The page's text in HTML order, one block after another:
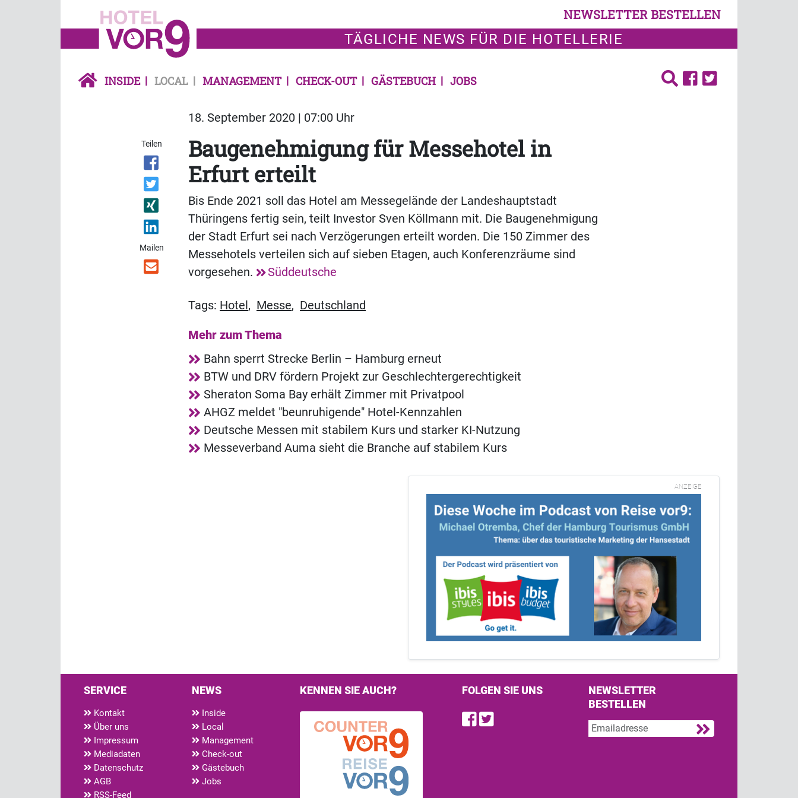
NEWSLETTER BESTELLEN
TÄGLICHE NEWS FÜR DIE HOTELLERIE
INSIDE LOCAL MANAGEMENT CHECK-OUT GÄSTEBUCH JOBS
18. September 2020 | 07:00 Uhr
Teilen
Mailen
Baugenehmigung für Messehotel in
Erfurt erteilt
Bis Ende 2021 soll das Hotel am Messegelände der Landeshauptstadt
Thüringens fertig sein, teilt Investor Sven Köllmann mit. Die Baugenehmigung
der Stadt Erfurt sei nach Verzögerungen erteilt worden. Die 150 Zimmer des
Messehotels verteilen sich auf sieben Etagen, auch Konferenzräume sind
vorgesehen.
Süddeutsche
Tags: Hotel , Messe, Deutschland
Mehr zum Thema
Bahn sperrt Strecke Berlin – Hamburg erneut
BTW und DRV fördern Projekt zur Geschlechtergerechtigkeit
Sheraton Soma Bay erhält Zimmer mit Privatpool
AHGZ meldet "beunruhigende" Hotel-Kennzahlen
Deutsche Messen mit stabilem Kurs und starker KI-Nutzung
Messeverband Auma sieht die Branche auf stabilem Kurs
ANZEIGE
SERVICE
Kontakt
Über uns
Impressum
Mediadaten
Datenschutz
AGB
RSS-Feed
NEWS
Inside
Local
Management
Check-out
Gästebuch
Jobs
KENNEN SIE AUCH? FOLGEN SIE UNS
Find us on Facebook
Follow us on Twitter
NEWSLETTER
BESTELLEN